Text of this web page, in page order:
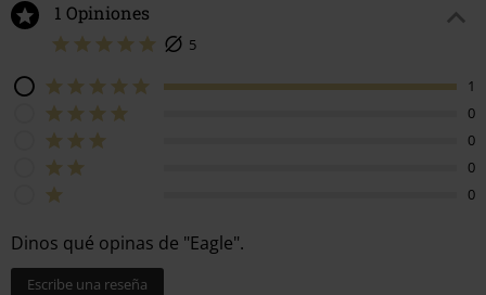
1 Opiniones
5
1
0
0
0
0
Dinos qué opinas de "Eagle".
Escribe una reseña